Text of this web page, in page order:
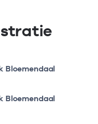
Bloemendaal
Bloemendaal